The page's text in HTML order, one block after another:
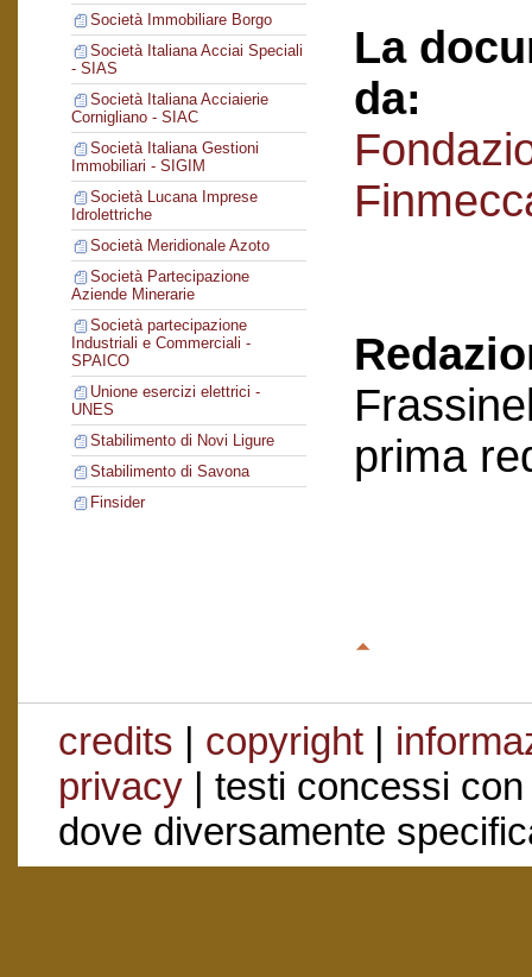
Società Immobiliare Borgo
Società Italiana Acciai Speciali
- SIAS
Società Italiana Acciaierie
Cornigliano - SIAC
Società Italiana Gestioni
Immobiliari - SIGIM
Società Lucana Imprese
Idrolettriche
Società Meridionale Azoto
Società Partecipazione
Aziende Minerarie
Società partecipazione
Industriali e Commerciali -
SPAICO
Unione esercizi elettrici -
UNES
Stabilimento di Novi Ligure
Stabilimento di Savona
Finsider
La
da:
prima
credits | copyright|
privacy| testi concessi
dove diversamente